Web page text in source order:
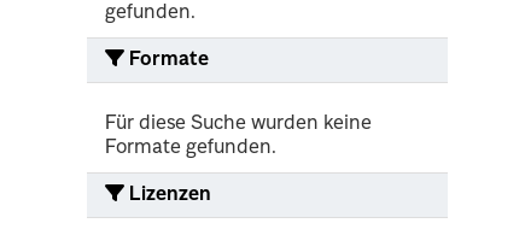
gefunden.
Formate
Für diese Suche wurden keine
Formate gefunden.
Lizenzen